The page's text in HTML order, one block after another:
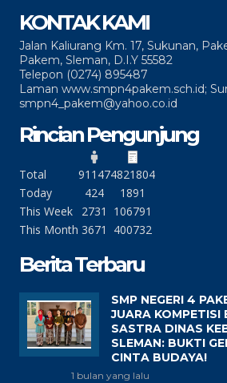
KONTAK KAMI
Jalan Kaliurang Km. 17, Sukunan,
Pakem, Sleman, D.I.Y 55582
Telepon (0274) 895487
Laman www.smpn4pakem.sch.id;
smpn4_pakem@yahoo.co.id
Rincian Pengunjung
Total 911474821804
Today
424
1891
This Week
2731
106791
This Month 3671 400732
Berita Terbaru
SMP NEGERI 4
JUARA KOMPETISI
SASTRA DINAS
SLEMAN: BUKTI
CINTA BUDAYA!
1 bulan yang lalu